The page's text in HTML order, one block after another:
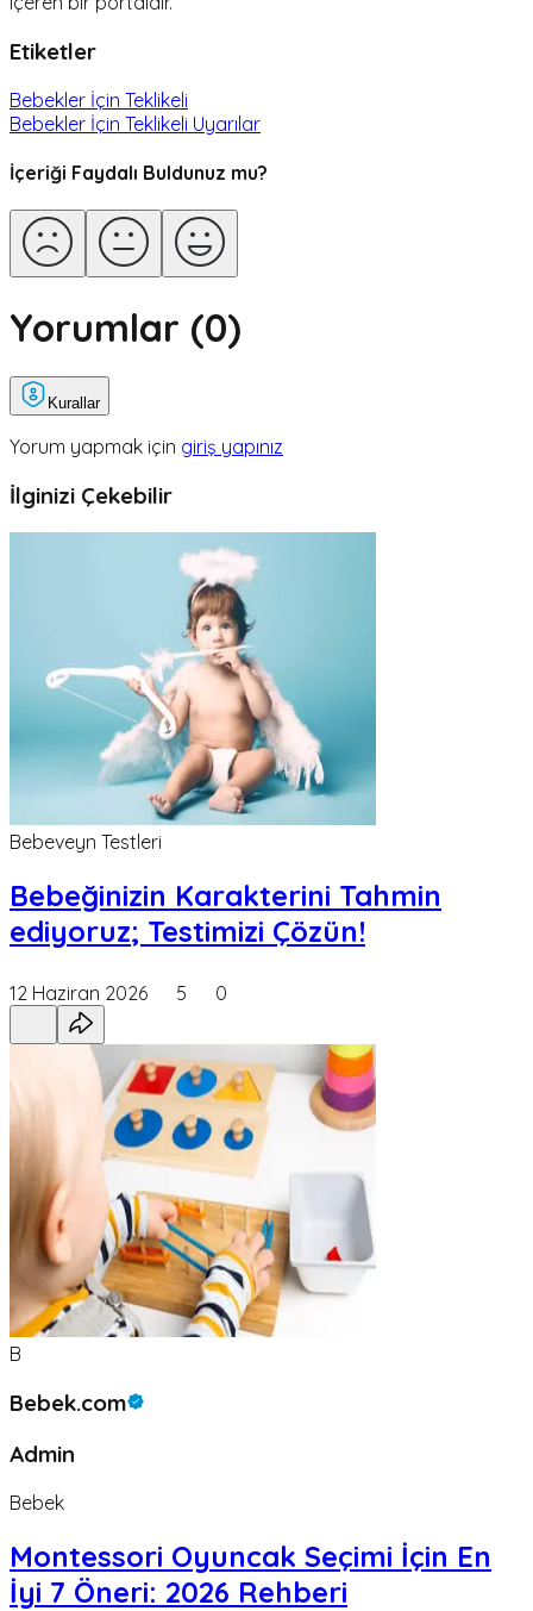
Etiketler
Bebekler İçin Teklikeli
Bebekler İçin Teklikeli Uyarılar
İçeriği Faydalı Buldunuz mu?
Yorumlar (0)
Kurallar
Yorum yapmak için giriş yapınız
İlginizi Çekebilir
Bebeveyn Testleri
Bebeğinizin Karakterini Tahmin
ediyoruz; Testimizi Çözün!
12 Haziran 2026 5 0
B
Bebek.com
Admin
Bebek
Montessori Oyuncak Seçimi İçin En
İyi 7 Öneri: 2026 Rehberi